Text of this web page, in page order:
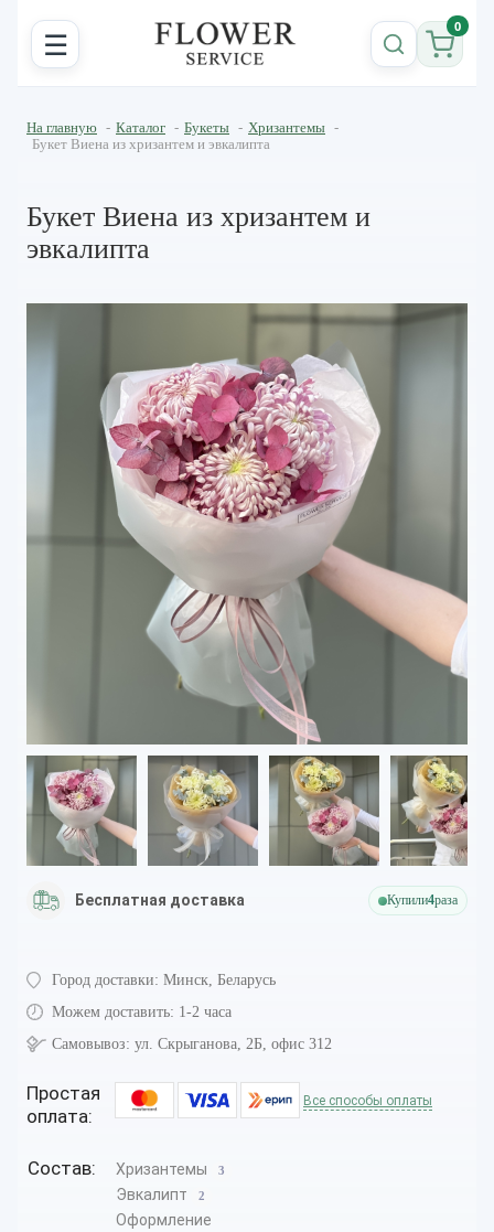
☰ 0
На главную - Каталог - Букеты - Хризантемы -
Букет Виена из хризантем и эвкалипта
Букет Виена из хризантем и
эвкалипта
Бесплатная доставка Купили4раза
Город доставки: Минск, Беларусь
Можем доставить: 1-2 часа
Самовывоз: ул. Скрыганова, 2Б, офис 312
Простая
оплата:
Все способы оплаты
Состав: Хризантемы 3
Эвкалипт 2
Оформление